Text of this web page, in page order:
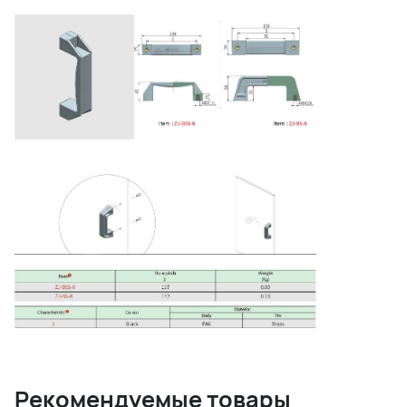
Рекомендуемые товары